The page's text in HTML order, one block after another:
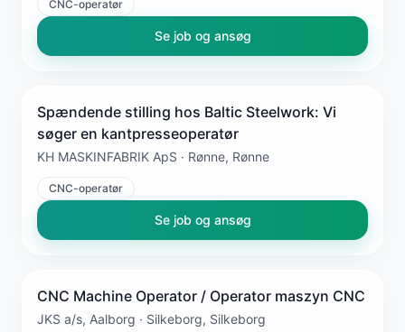
CNC-operatør
Se job og ansøg
Spændende stilling hos Baltic Steelwork: Vi
søger en kantpresseoperatør
KH MASKINFABRIK ApS · Rønne, Rønne
CNC-operatør
Se job og ansøg
CNC Machine Operator / Operator maszyn CNC
JKS a/s, Aalborg · Silkeborg, Silkeborg